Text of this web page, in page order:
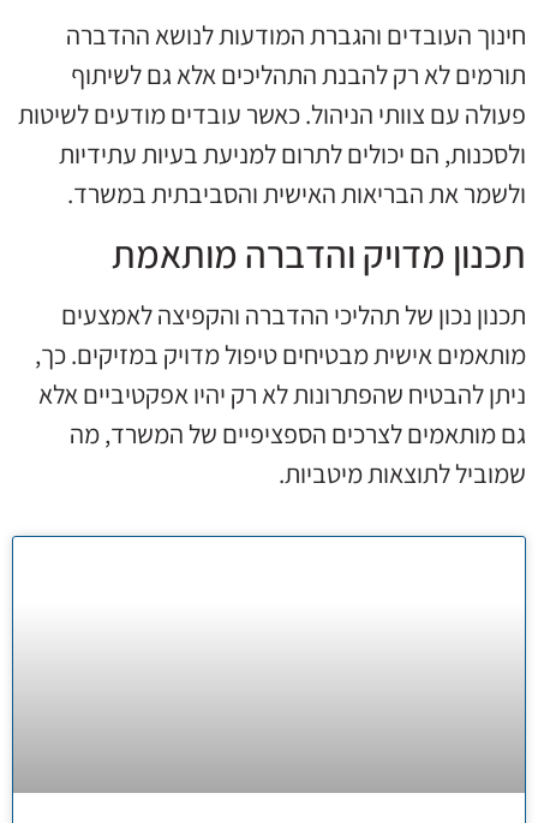
חינוך העובדים והגברת המודעות לנושא ההדברה
תורמים לא רק להבנת התהליכים אלא גם לשיתוף
פעולה עם צוותי הניהול. כאשר עובדים מודעים לשיטות
ולסכנות, הם יכולים לתרום למניעת בעיות עתידיות
ולשמר את הבריאות האישית והסביבתית במשרד.
תכנון מדויק והדברה מותאמת
תכנון נכון של תהליכי ההדברה והקפיצה לאמצעים
מותאמים אישית מבטיחים טיפול מדויק במזיקים. כך,
ניתן להבטיח שהפתרונות לא רק יהיו אפקטיביים אלא
גם מותאמים לצרכים הספציפיים של המשרד, מה
שמוביל לתוצאות מיטביות.